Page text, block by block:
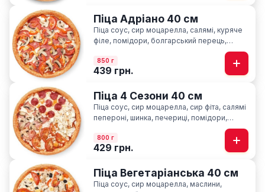
Піца Адріано 40 см
Піца соус, сир моцарелла, салямі, куряче
філе, помідори, болгарський перець,
850 г
439 грн.
Піца 4 Сезони 40 см
Піца соус, сир моцарелла, cир фіта, салямі
пепероні, шинка, печериці, помідори,
800 г
429 грн.
Піца Вегетаріанська 40 см
Піца соус, сир моцарелла, маслини,